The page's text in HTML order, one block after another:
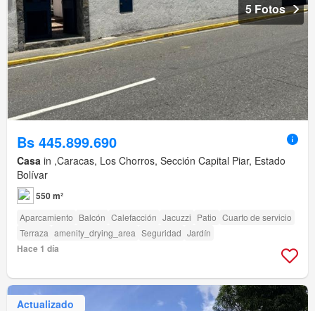
5 Fotos
Bs 445.899.690
Casa in ,Caracas, Los Chorros, Sección Capital Piar, Estado
Bolívar
550 m²
Aparcamiento Balcón Calefacción Jacuzzi Patio Cuarto de servicio
Terraza amenity_drying_area Seguridad Jardín
Hace 1 día
Actualizado